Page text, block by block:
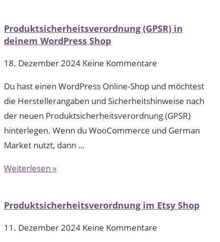
Produktsicherheitsverordnung (GPSR) in
deinem WordPress Shop
18. Dezember 2024 Keine Kommentare
Du hast einen WordPress Online-Shop und möchtest
die Herstellerangaben und Sicherheitshinweise nach
der neuen Produktsicherheitsverordnung (GPSR)
hinterlegen. Wenn du WooCommerce und German
Market nutzt, dann …
Weiterlesen »
Produktsicherheitsverordnung im Etsy Shop
11. Dezember 2024 Keine Kommentare